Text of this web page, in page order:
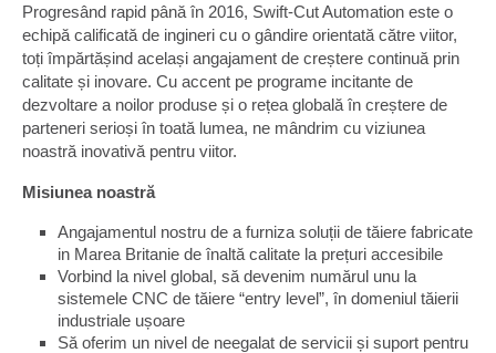
Progresând rapid până în 2016, Swift-Cut Automation este o
echipă calificată de ingineri cu o gândire orientată către viitor,
toți împărtășind același angajament de creștere continuă prin
calitate și inovare. Cu accent pe programe incitante de
dezvoltare a noilor produse și o rețea globală în creștere de
parteneri serioși în toată lumea, ne mândrim cu viziunea
noastră inovativă pentru viitor.
Misiunea noastră
Angajamentul nostru de a furniza soluții de tăiere fabricate
in Marea Britanie de înaltă calitate la prețuri accesibile
Vorbind la nivel global, să devenim numărul unu la
sistemele CNC de tăiere “entry level”, în domeniul tăierii
industriale ușoare
Să oferim un nivel de neegalat de servicii și suport pentru